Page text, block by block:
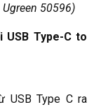
Ugreen 50596)
USB Type-C to
USB Type C ra